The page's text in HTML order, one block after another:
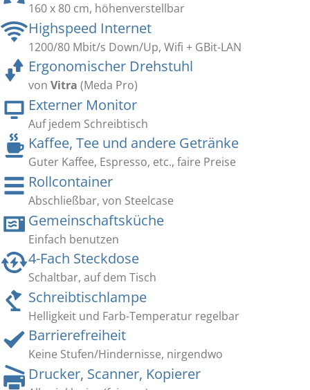
160 x 80 cm, höhenverstellbar
Highspeed Internet
1200/80 Mbit/s Down/Up, Wifi + GBit-LAN
Ergonomischer Drehstuhl
von Vitra (Meda Pro)
Externer Monitor
Auf jedem Schreibtisch
Kaffee, Tee und andere Getränke
Guter Kaffee, Espresso, etc., faire Preise
Rollcontainer
Abschließbar, von Steelcase
Gemeinschaftsküche
Einfach benutzen
4-Fach Steckdose
Schaltbar, auf dem Tisch
Schreibtischlampe
Helligkeit und Farb-Temperatur regelbar
Barrierefreiheit
Keine Stufen/Hindernisse, nirgendwo
Drucker, Scanner, Kopierer